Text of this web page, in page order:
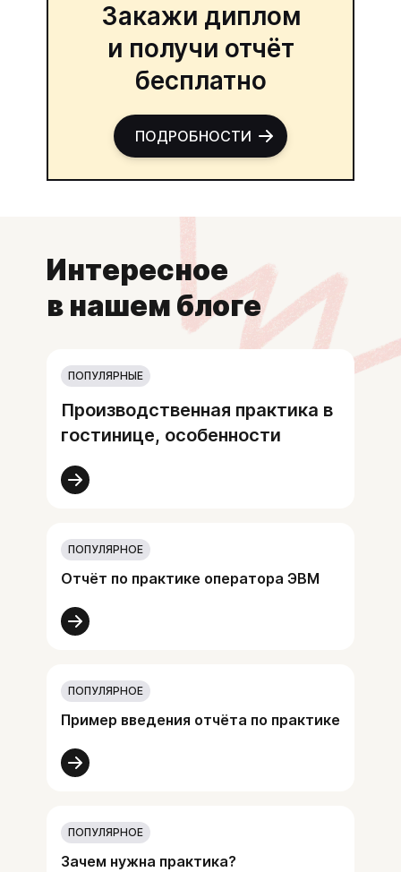
Закажи диплом
и получи отчёт
бесплатно
ПОДРОБНОСТИ
Интересное
в нашем блоге
ПОПУЛЯРНЫЕ
Производственная практика в
гостинице, особенности
ПОПУЛЯРНОЕ
Отчёт по практике оператора ЭВМ
ПОПУЛЯРНОЕ
Пример введения отчёта по практике
ПОПУЛЯРНОЕ
Зачем нужна практика?